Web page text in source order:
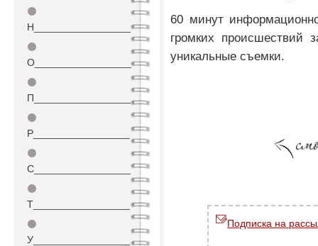
⚫
Н_________________
⚫
О_________________
⚫
П_________________
⚫
Р_________________
⚫
С_________________
⚫
Т_________________
⚫
У_________________
60 минут
громких происшествий
уникальные съемки.
Подписка на